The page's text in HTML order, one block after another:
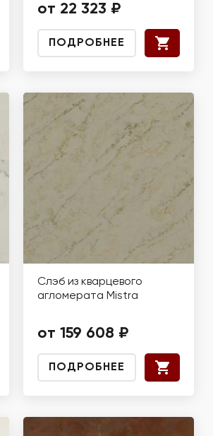
от 22 323 ₽
ПОДРОБНЕЕ
Слэб из кварцевого
агломерата Mistra
от 159 608 ₽
ПОДРОБНЕЕ